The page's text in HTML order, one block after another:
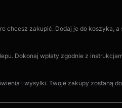
chcesz zakupić. Dodaj je do koszyka,
Dokonaj wpłaty zgodnie z
i wysyłki. Twoje zakupy zostaną